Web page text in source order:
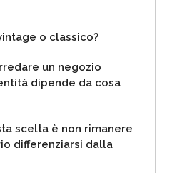
o classico?
un negozio
dipende da cosa
scelta è non rimanere
differenziarsi dalla